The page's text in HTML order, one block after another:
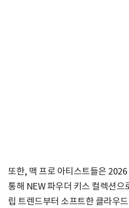
또한, 맥 프로 아티스트들은
통해 NEW 파우더 키스 컬렉션으
립 트렌드부터 소프트한 클라우